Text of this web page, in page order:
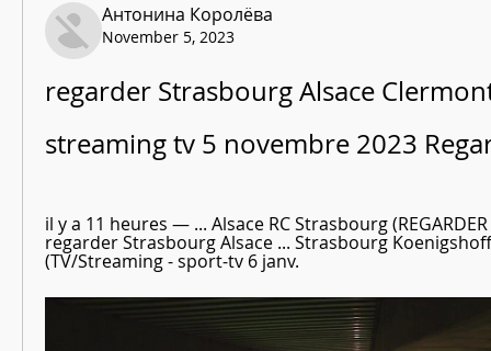
Антонина Королёва
November 5, 2023
regarder Strasbourg Alsace
streaming tv 5 novembre 2023
il y a 11 heures — ... Alsace RC Strasbourg (REGARDER
regarder Strasbourg Alsace ... Strasbourg
(TV/Streaming - sport-tv 6 janv.